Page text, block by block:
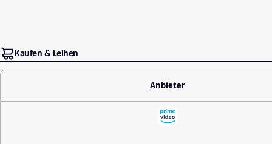
Kaufen & Leihen
Anbieter